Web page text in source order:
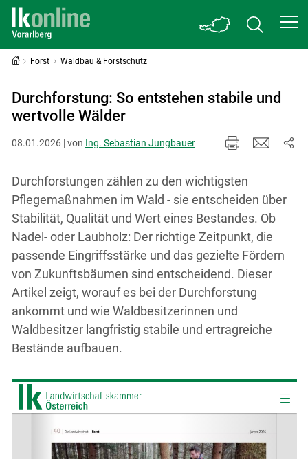
Forst Waldbau & Forstschutz
Durchforstung: So entstehen stabile und
wertvolle Wälder
08.01.2026 | von Ing. Sebastian Jungbauer
Durchforstungen zählen zu den wichtigsten
Pflegemaßnahmen im Wald - sie entscheiden über
Stabilität, Qualität und Wert eines Bestandes. Ob
Nadel- oder Laubholz: Der richtige Zeitpunkt, die
passende Eingriffsstärke und das gezielte Fördern
von Zukunftsbäumen sind entscheidend. Dieser
Artikel zeigt, worauf es bei der Durchforstung
ankommt und wie Waldbesitzerinnen und
Waldbesitzer langfristig stabile und ertragreiche
Bestände aufbauen.